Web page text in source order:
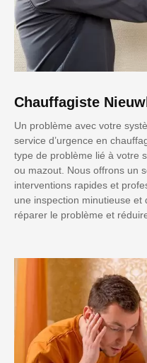
Chauffagiste
Un problème avec votre
service d’urgence en
type de problème lié à votre
ou mazout. Nous offrons un
interventions rapides et
une inspection minutieuse et
réparer le problème et